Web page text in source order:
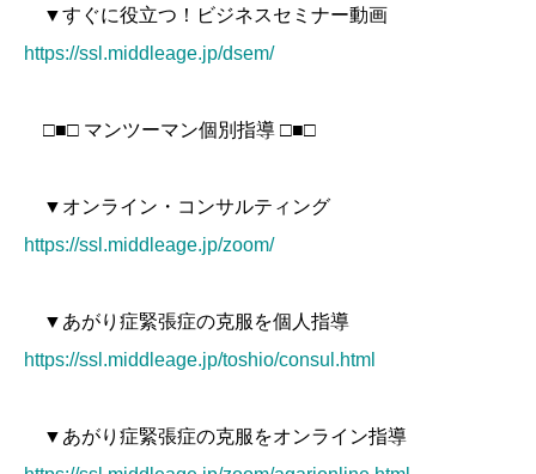
▼すぐに役立つ！ビジネスセミナー動画
https://ssl.middleage.jp/dsem/
□■□ マンツーマン個別指導 □■□
▼オンライン・コンサルティング
https://ssl.middleage.jp/zoom/
▼あがり症緊張症の克服を個人指導
https://ssl.middleage.jp/toshio/consul.html
▼あがり症緊張症の克服をオンライン指導